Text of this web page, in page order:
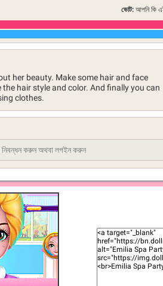
ভোট: আপনি কি
her beauty. Make some hair and face
hair style and color. And finally you can
clothes.